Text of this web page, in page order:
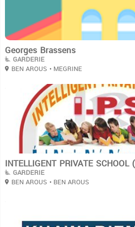
Georges Brassens
GARDERIE
BEN AROUS • MEGRINE
INTELLIGENT PRIVATE SCHOOL
GARDERIE
BEN AROUS • BEN AROUS